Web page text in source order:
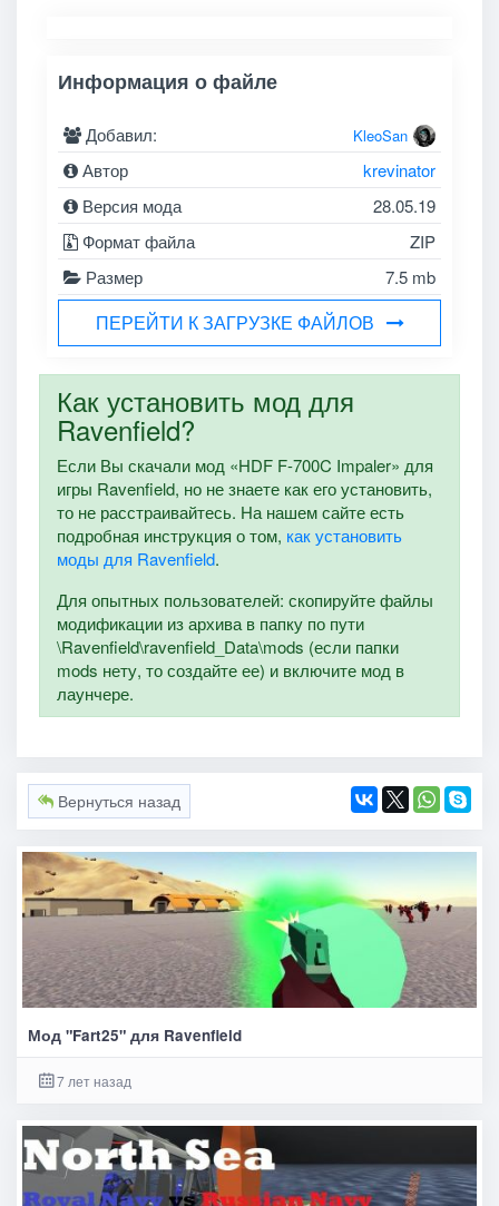
Информация о файле
Добавил: KleoSan
Автор
krevinator
Версия мода
28.05.19
Формат файла
ZIP
Размер
7.5 mb
ПЕРЕЙТИ К ЗАГРУЗКЕ ФАЙЛОВ
Как установить мод для
Ravenfield?
Если Вы скачали мод «HDF F-700C Impaler» для
игры Ravenfield, но не знаете как его установить,
то не расстраивайтесь. На нашем сайте есть
подробная инструкция о том, как установить
моды для Ravenfield.
Для опытных пользователей: скопируйте файлы
модификации из архива в папку по пути
\Ravenfield\ravenfield_Data\mods (если папки
mods нету, то создайте ее) и включите мод в
лаунчере.
Вернуться назад
Мод "Fart25" для Ravenfield
7 лет назад